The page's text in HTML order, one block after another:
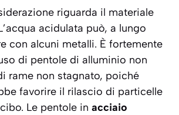
riguarda il materiale
acidulata può, a lungo
con alcuni metalli. È fortemente
di pentole di alluminio non
rame non stagnato, poiché
favorire il rilascio di particelle
Le pentole in acciaio